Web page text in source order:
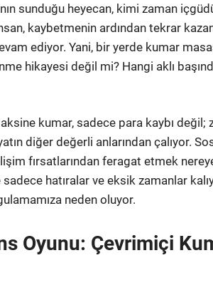
sunduğu heyecan, kimi zaman
kaybetmenin ardından tekrar
ediyor. Yani, bir yerde kumar
hikayesi değil mi? Hangi aklı
kumar, sadece para kaybı değil;
diğer değerli anlarından çalıyor.
fırsatlarından feragat etmek
hatıralar ve eksik zamanlar
neden oluyor.
Oyunu: Çevrimiçi